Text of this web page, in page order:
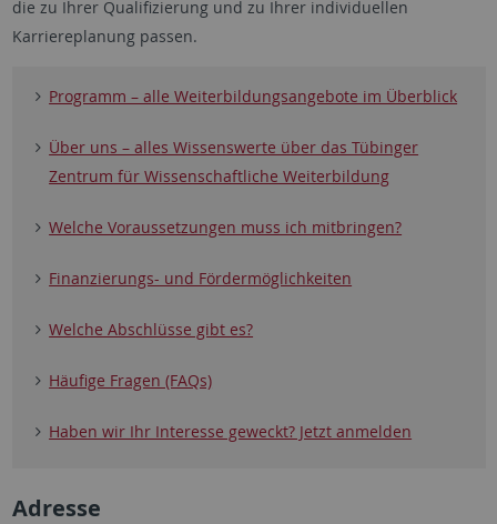
die zu Ihrer Qualifizierung und zu Ihrer individuellen
Karriereplanung passen.
Programm – alle Weiterbildungsangebote im Überblick
Über uns – alles Wissenswerte über das Tübinger
Zentrum für Wissenschaftliche Weiterbildung
Welche Voraussetzungen muss ich mitbringen?
Finanzierungs- und Fördermöglichkeiten
Welche Abschlüsse gibt es?
Häufige Fragen (FAQs)
Haben wir Ihr Interesse geweckt? Jetzt anmelden
Adresse